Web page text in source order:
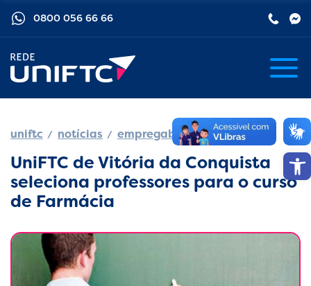
Barra
0800 056 66 66
uniftc notícias empregabilidade
UniFTC de Vitória da Conquista
seleciona professores para o curso
de Farmácia